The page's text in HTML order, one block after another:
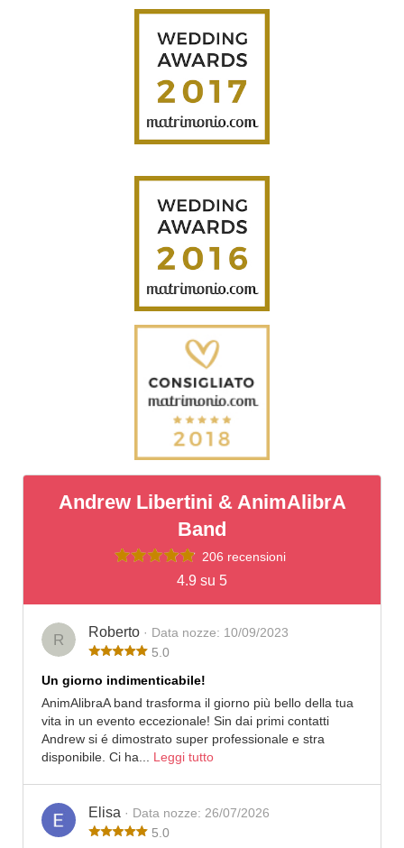
Andrew Libertini & AnimAlibrA
Band
206 recensioni
4.9 su 5
R Roberto · Data nozze: 10/09/2023
5.0
Un giorno indimenticabile!
AnimAlibraA band trasforma il giorno più bello della tua
vita in un evento eccezionale! Sin dai primi contatti
Andrew si é dimostrato super professionale e stra
disponibile. Ci ha... Leggi tutto
Elisa · Data nozze: 26/07/2026
5.0